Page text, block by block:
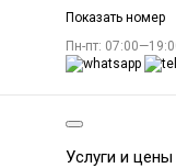
Показать номер
Пн-пт:
Услуги и цены